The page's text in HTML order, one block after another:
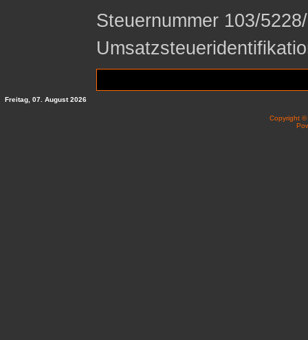
Steuernummer 103/
Freitag, 07. August 2026
Copyright